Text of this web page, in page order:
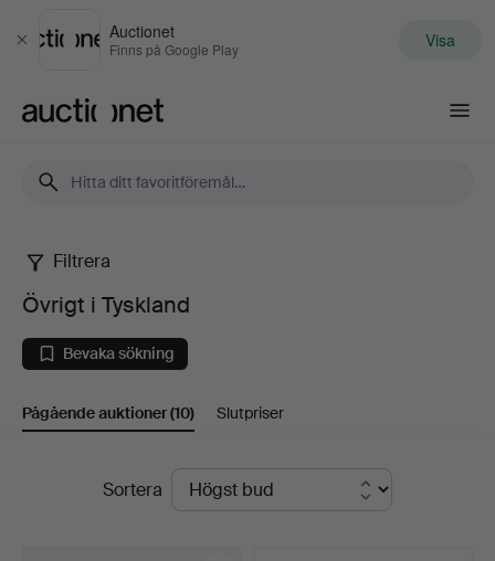
Stäng
Auctionet
Finns på Google Play Visa
Övrigt
Tyskland
Filtrera
Övrigt i Tyskland
Bevaka sökning
Pågående auktioner(10) Slutpriser
PågåendeSortera